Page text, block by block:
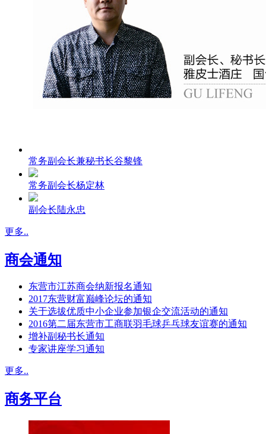
常务副会长兼秘书长谷黎锋
常务副会长杨定林
副会长陆永忠
更多..
商会通知
东营市江苏商会纳新报名通知
2017东营财富巅峰论坛的通知
关于选拔优质中小企业参加银企交流活动的通知
2016第二届东营市工商联羽毛球乒乓球友谊赛的通知
增补副秘书长通知
专家讲座学习通知
更多..
商务平台